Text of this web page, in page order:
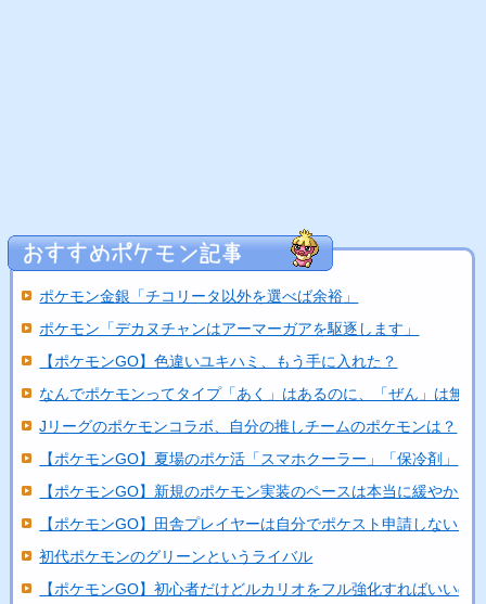
ポケモン金銀「チコリータ以外を選べば余裕」
ポケモン「デカヌチャンはアーマーガアを駆逐します」
【ポケモンGO】色違いユキハミ、もう手に入れた？
なんでポケモンってタイプ「あく」はあるのに、「ぜん」は無い
Jリーグのポケモンコラボ、自分の推しチームのポケモンは？
【ポケモンGO】夏場のポケ活「スマホクーラー」「保冷剤」
【ポケモンGO】新規のポケモン実装のペースは本当に緩やかに...
【ポケモンGO】田舎プレイヤーは自分でポケスト申請しないと
初代ポケモンのグリーンというライバル
【ポケモンGO】初心者だけどルカリオをフル強化すればいいの